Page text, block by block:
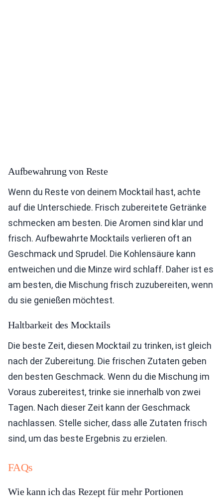
Aufbewahrung von Reste
Wenn du Reste von deinem Mocktail hast, achte
auf die Unterschiede. Frisch zubereitete Getränke
schmecken am besten. Die Aromen sind klar und
frisch. Aufbewahrte Mocktails verlieren oft an
Geschmack und Sprudel. Die Kohlensäure kann
entweichen und die Minze wird schlaff. Daher ist es
am besten, die Mischung frisch zuzubereiten, wenn
du sie genießen möchtest.
Haltbarkeit des Mocktails
Die beste Zeit, diesen Mocktail zu trinken, ist gleich
nach der Zubereitung. Die frischen Zutaten geben
den besten Geschmack. Wenn du die Mischung im
Voraus zubereitest, trinke sie innerhalb von zwei
Tagen. Nach dieser Zeit kann der Geschmack
nachlassen. Stelle sicher, dass alle Zutaten frisch
sind, um das beste Ergebnis zu erzielen.
FAQs
Wie kann ich das Rezept für mehr Portionen